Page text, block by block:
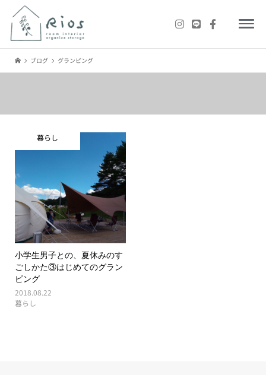
ブログ グランピング
暮らし
小学生男子との、夏休みのす
ごしかた③はじめてのグラン
ピング
2018.08.22
暮らし